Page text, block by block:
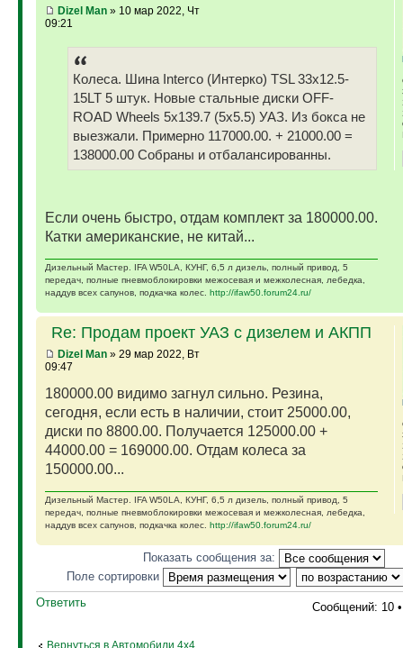
Dizel Man» 10 мар 2022, Чт
09:21
Колеса. Шина Interco (Интерко) TSL 33x12.5-
15LT 5 штук. Новые стальные диски OFF-
ROAD Wheels 5x139.7 (5x5.5) УАЗ. Из бокса не
выезжали. Примерно 117000.00. + 21000.00 =
138000.00 Собраны и отбалансированны.
Если очень быстро, отдам комплект за 180000.00.
Катки американские, не китай...
Дизельный Мастер. IFA W50LA, КУНГ, 6,5 л дизель, полный привод, 5
передач, полные пневмоблокировки межосевая и межколесная, лебедка,
наддув всех сапунов, подкачка колес. http://ifaw50.forum24.ru/
Re: Продам проект УАЗ с дизелем и АКПП
Dizel Man» 29 мар 2022, Вт
09:47
180000.00 видимо загнул сильно. Резина,
сегодня, если есть в наличии, стоит 25000.00,
диски по 8800.00. Получается 125000.00 +
44000.00 = 169000.00. Отдам колеса за
150000.00...
Дизельный Мастер. IFA W50LA, КУНГ, 6,5 л дизель, полный привод, 5
передач, полные пневмоблокировки межосевая и межколесная, лебедка,
наддув всех сапунов, подкачка колес. http://ifaw50.forum24.ru/
Показать сообщения за:
Поле сортировки
Ответить
Сообщений: 10
Вернуться в Автомобили 4х4